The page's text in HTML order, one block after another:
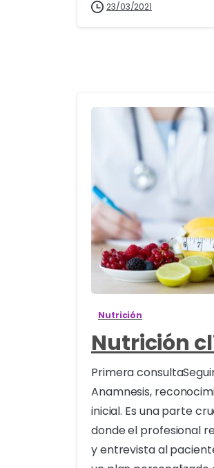
23/03/2021
Nutrición
Nutrición
Primera
Anamnesis,
inicial. Es una parte
donde el profesional
y entrevista al